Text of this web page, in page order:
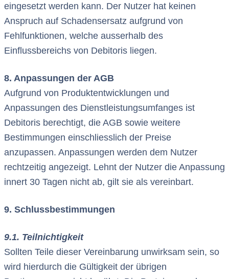
eingesetzt werden kann. Der Nutzer hat keinen
Anspruch auf Schadensersatz aufgrund von
Fehlfunktionen, welche ausserhalb des
Einflussbereichs von Debitoris liegen.
8. Anpassungen der AGB
Aufgrund von Produktentwicklungen und
Anpassungen des Dienstleistungsumfanges ist
Debitoris berechtigt, die AGB sowie weitere
Bestimmungen einschliesslich der Preise
anzupassen. Anpassungen werden dem Nutzer
rechtzeitig angezeigt. Lehnt der Nutzer die Anpassung
innert 30 Tagen nicht ab, gilt sie als vereinbart.
9. Schlussbestimmungen
9.1. Teilnichtigkeit
Sollten Teile dieser Vereinbarung unwirksam sein, so
wird hierdurch die Gültigkeit der übrigen